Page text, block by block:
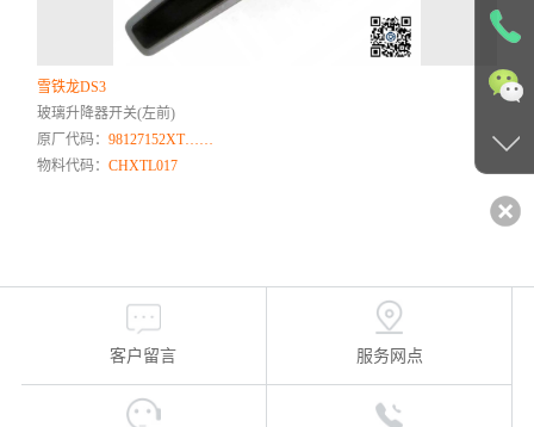
雪铁龙DS3
玻璃升降器开关(左前)
原厂代码：98127152XT……
物料代码：CHXTL017
客户留言 服务网点